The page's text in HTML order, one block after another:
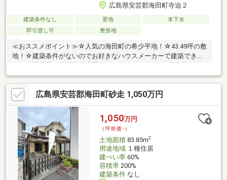
広島県安芸郡海田町寺迫２
建築条件なし 更地
本下水
即引渡し可
整形地
≪おススメポイント≫☆人気の海田町の希少平地！☆43.49坪の敷
地！☆建築条件がないのでお好きなハウスメーカーで建築できま
は、143.79㎡（43.49坪）になります。●確定測量済み●給水引込済
●共有地部分アスファルト舗装済●雨水桝設置済●汚水引込有
広島県安芸郡海田町砂走 1,050万円
1,050万円
（坪単価:-）
土地面積83.85m2
用途地域１種住居
建ぺい率60%
容積率200%
建築条件なし